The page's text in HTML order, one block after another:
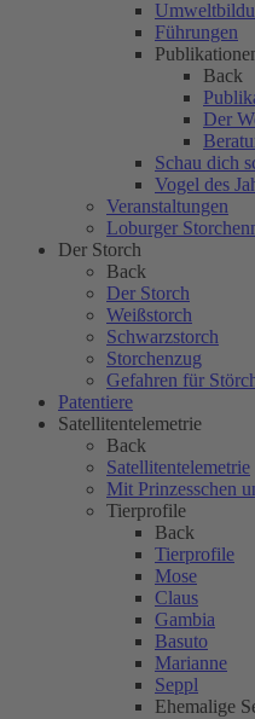
Führungen
Back
Der
Schau dich
Vogel des
Veranstaltungen
Loburger
Der Storch
Back
Der Storch
Weißstorch
Schwarzstorch
Storchenzug
Gefahren für
Patentiere
Satellitentelemetrie
Back
Satellitentelemetrie
Mit Prinzesschen
Tierprofile
Back
Tierprofile
Mose
Claus
Gambia
Basuto
Marianne
Seppl
Ehemalige